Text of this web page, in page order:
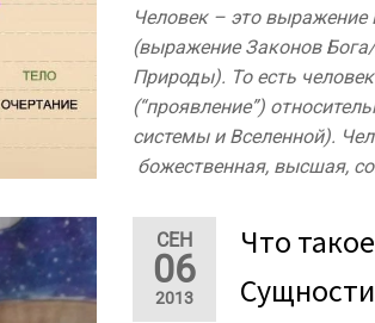
Человек – это
(выражение Законов
Природы). То есть
(“проявление”)
системы и Вселенной).
божественная, высшая,
СЕН
06
2013
Что
Сущности